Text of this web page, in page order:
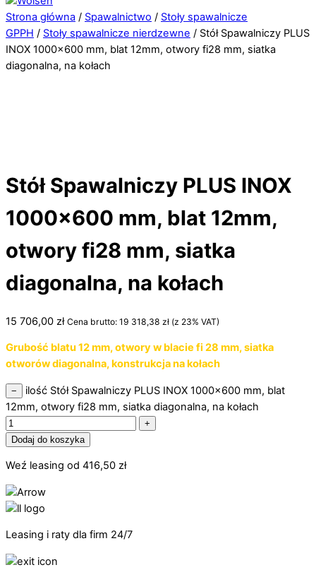
Strona główna / Spawalnictwo / Stoły spawalnicze
GPPH / Stoły spawalnicze nierdzewne / Stół Spawalniczy PLUS
INOX 1000×600 mm, blat 12mm, otwory fi28 mm, siatka
diagonalna, na kołach
Stół Spawalniczy PLUS INOX
1000×600 mm, blat 12mm,
otwory fi28 mm, siatka
diagonalna, na kołach
15 706,00 zł Cena brutto: 19 318,38 zł (z 23% VAT)
Grubość blatu 12 mm, otwory w blacie fi 28 mm, siatka
otworów diagonalna, konstrukcja na kołach
−
ilość Stół Spawalniczy PLUS INOX 1000x600 mm, blat
12mm, otwory fi28 mm, siatka diagonalna, na kołach
+
Dodaj do koszyka
Weź leasing od 416,50 zł
Leasing i raty dla firm 24/7